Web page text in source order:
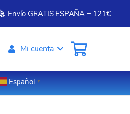
Envío GRATIS ESPAÑA + 121€
Mi cuenta
Español ▼